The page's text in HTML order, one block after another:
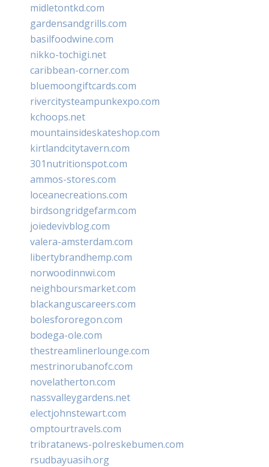
midletontkd.com
gardensandgrills.com
basilfoodwine.com
nikko-tochigi.net
caribbean-corner.com
bluemoongiftcards.com
rivercitysteampunkexpo.com
kchoops.net
mountainsideskateshop.com
kirtlandcitytavern.com
301nutritionspot.com
ammos-stores.com
loceanecreations.com
birdsongridgefarm.com
joiedevivblog.com
valera-amsterdam.com
libertybrandhemp.com
norwoodinnwi.com
neighboursmarket.com
blackanguscareers.com
bolesfororegon.com
bodega-ole.com
thestreamlinerlounge.com
mestrinorubanofc.com
novelatherton.com
nassvalleygardens.net
electjohnstewart.com
omptourtravels.com
tribratanews-polreskebumen.com
rsudbayuasih.org